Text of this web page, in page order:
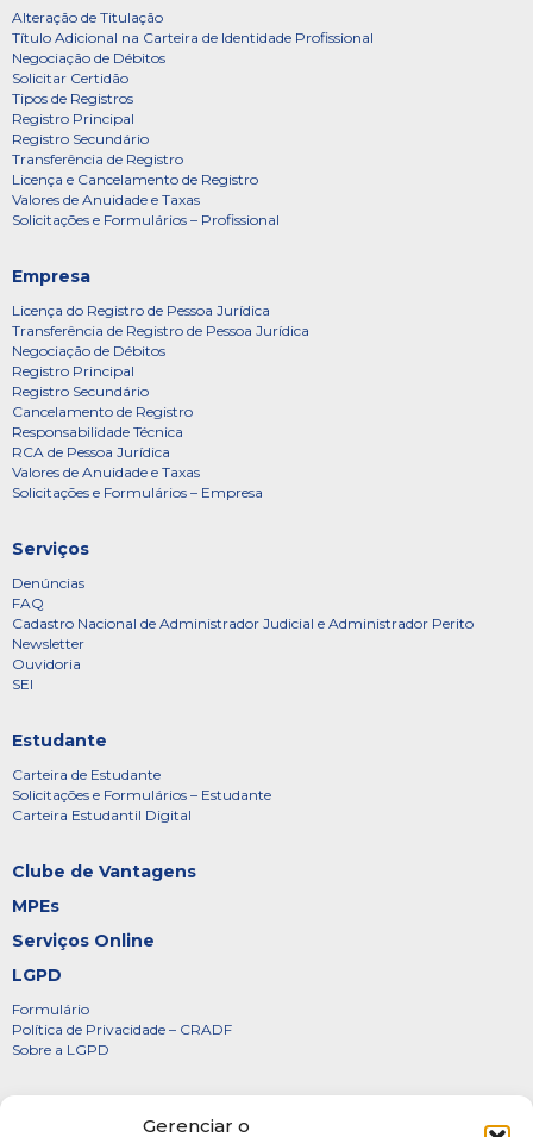
Gerenciar o
Alteração de Titulação
Título Adicional na Carteira de Identidade Profissional
Negociação de Débitos
Solicitar Certidão
Tipos de Registros
Registro Principal
Registro Secundário
Transferência de Registro
Licença e Cancelamento de Registro
Valores de Anuidade e Taxas
Solicitações e Formulários – Profissional
Empresa
Licença do Registro de Pessoa Jurídica
Transferência de Registro de Pessoa Jurídica
Negociação de Débitos
Registro Principal
Registro Secundário
Cancelamento de Registro
Responsabilidade Técnica
RCA de Pessoa Jurídica
Valores de Anuidade e Taxas
Solicitações e Formulários – Empresa
Serviços
Denúncias
FAQ
Cadastro Nacional de Administrador Judicial e Administrador Perito
Newsletter
Ouvidoria
SEI
Estudante
Carteira de Estudante
Solicitações e Formulários – Estudante
Carteira Estudantil Digital
Clube de Vantagens
MPEs
Serviços Online
LGPD
Formulário
Política de Privacidade – CRADF
Sobre a LGPD